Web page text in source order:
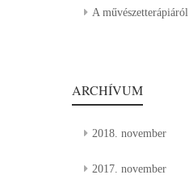
A művészetterápiáról
ARCHÍVUM
2018. november
2017. november